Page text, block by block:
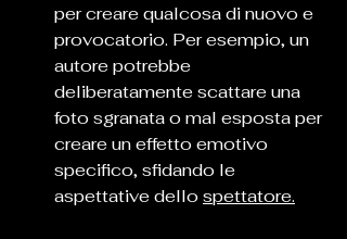
per creare qualcosa di nuovo e
provocatorio. Per esempio, un
autore potrebbe
deliberatamente scattare una
foto sgranata o mal esposta per
creare un effetto emotivo
specifico, sfidando le
aspettative dello spettatore.